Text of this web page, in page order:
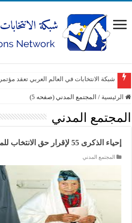
شبكة الانتخابات في العالم العربي تعقد
الرئيسية / المجتمع المدني (صفحه 5)
المجتمع المدني
إحياء الذكرى 55 لإقرار حق الانتخاب للمرأة التونسية
المجتمع المدني